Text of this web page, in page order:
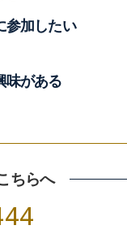
参加したい
味がある
ちらへ